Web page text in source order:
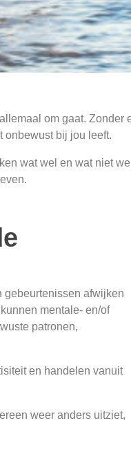
om gaat.
onbewust bij jou leeft.
wat wel en wat niet
gebeurtenissen afwijken
mentale- en/of
patronen,
en handelen vanuit
weer anders uitziet,